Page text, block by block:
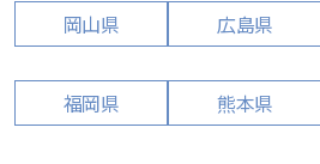
岡山県 広島県
福岡県 熊本県